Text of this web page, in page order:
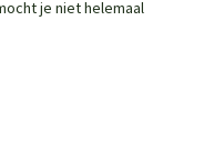
je niet helemaal